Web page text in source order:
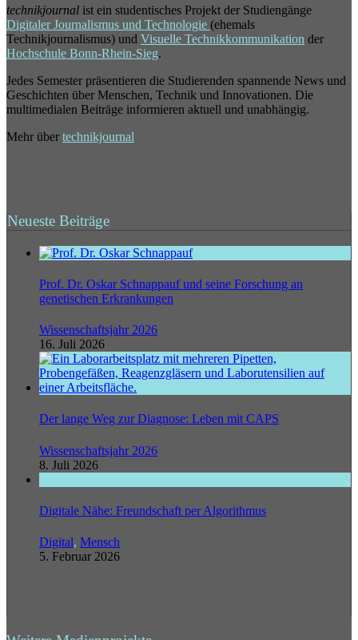
technikjournal ist ein studentisches Projekt der Studiengänge
Digitaler Journalismus und Technologie (ehemals
Technikjournalismus) und Visuelle Technikkommunikation der
Hochschule Bonn-Rhein-Sieg.
Jedes Semester präsentieren die Studierenden spannende News und
Geschichten über Menschen, Technik und Innovationen. Die
multimedialen Beiträge informieren aktuell und unabhängig.
Mehr über technikjournal
Neueste Beiträge
Prof. Dr. Oskar Schnappauf und seine Forschung an
genetischen Erkrankungen
Wissenschaftsjahr 2026
16. Juli 2026
Der lange Weg zur Diagnose: Leben mit CAPS
Wissenschaftsjahr 2026
8. Juli 2026
Digitale Nähe: Freundschaft per Algorithmus
Digital, Mensch
5. Februar 2026